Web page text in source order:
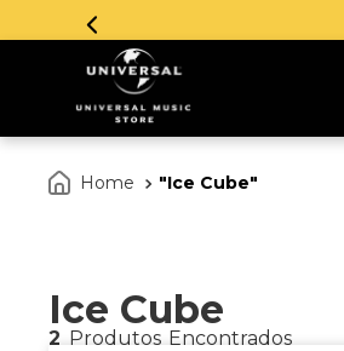
Ice Cube
Ice Cube
2 Produtos